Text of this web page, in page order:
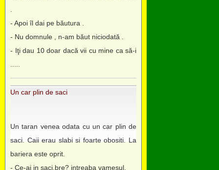
- Apoi îl dai pe băutura .
- Nu domnule , n-am băut niciodată .
- Iţi dau 10 doar dacă vii cu mine ca să-i
Un car plin de saci
Un taran venea odata cu un car plin de
saci. Caii erau slabi si foarte obositi. La
bariera este oprit.
- Ce-ai in saci,bre? intreaba vamesul.